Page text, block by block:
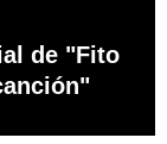
de "Fito